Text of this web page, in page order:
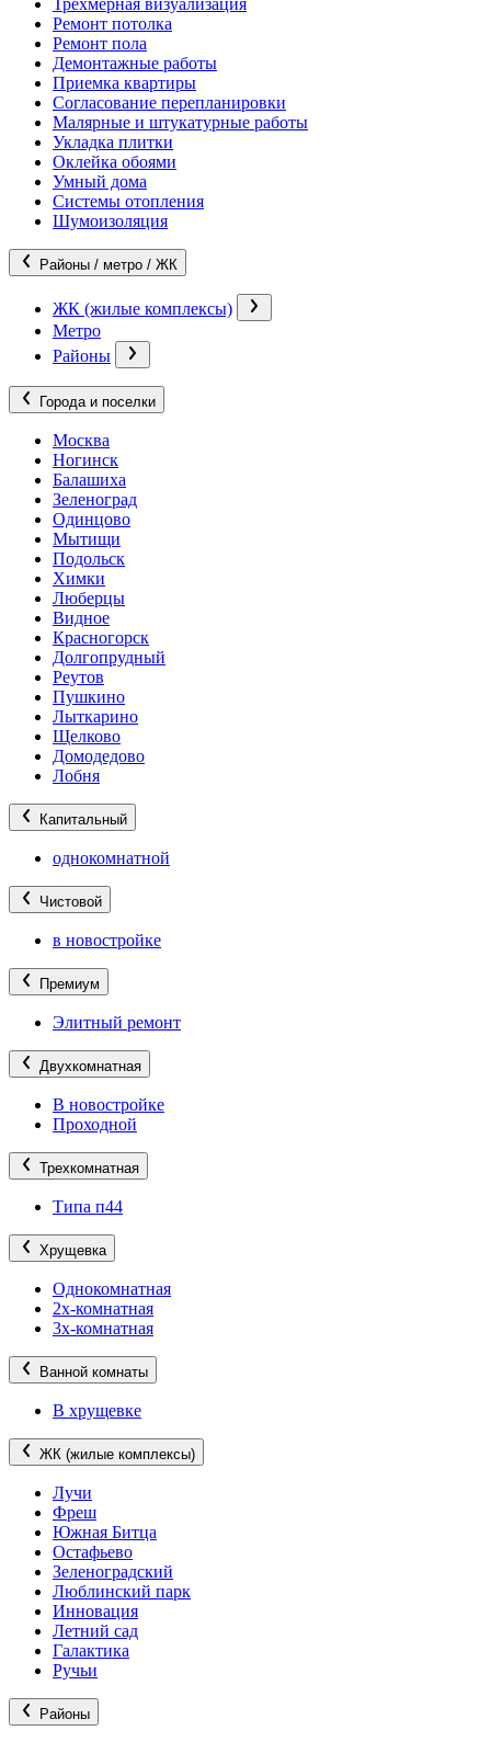
Трехмерная визуализация
Ремонт потолка
Ремонт пола
Демонтажные работы
Приемка квартиры
Согласование перепланировки
Малярные и штукатурные работы
Укладка плитки
Оклейка обоями
Умный дома
Системы отопления
Шумоизоляция
Районы / метро / ЖК
ЖК (жилые комплексы)
Метро
Районы
Города и поселки
Москва
Ногинск
Балашиха
Зеленоград
Одинцово
Мытищи
Подольск
Химки
Люберцы
Видное
Красногорск
Долгопрудный
Реутов
Пушкино
Лыткарино
Щелково
Домодедово
Лобня
Капитальный
однокомнатной
Чистовой
в новостройке
Премиум
Элитный ремонт
Двухкомнатная
В новостройке
Проходной
Трехкомнатная
Типа п44
Хрущевка
Однокомнатная
2х-комнатная
3х-комнатная
Ванной комнаты
В хрущевке
ЖК (жилые комплексы)
Лучи
Фреш
Южная Битца
Остафьево
Зеленоградский
Люблинский парк
Инновация
Летний сад
Галактика
Ручьи
Районы